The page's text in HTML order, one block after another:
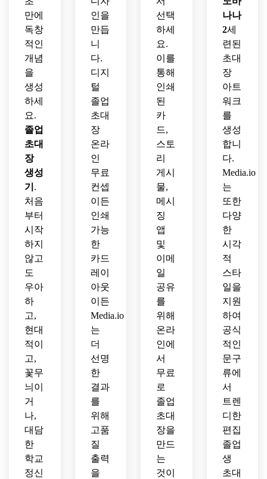
디자
인.
만에
독창
적인
개념
을
생성
하세
요.
졸업
초대
장
생성
기 .
처음
부터
시작
하지
않고
도
우아
하
고,
현대
적이
고,
꽃무
늬이
거
나,
대담
한
학교
정신
인을
만듭
니
다.
디지
털
졸업
초대
장
온라
인
무료
컨셉
이든
인쇄
가능
한
카드
레이
아웃
이든
Media.io
는
더
선명
한
결과
를
위해
고품
질
출력
을
선택
하세
요.
이를
통해
인쇄
된
카
드,
스토
리
게시
물,
메시
징
앱
및
이메
일
공유
를
위해
온라
인에
서
무료
로
졸업
초대
장을
만드
는
것이
나나
2세
련된
초대
장
아트
워크
를
생성
합니
다.
Media.io
는
또한
다양
한
시각
적
스타
일을
지원
하여
공식
적인
문구
류에
서
트렌
디한
편집
졸업
생
초대